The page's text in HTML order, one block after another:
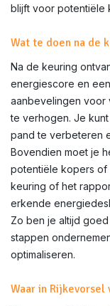
blijft voor potentiële
Wat te doen na de
Na de keuring
energiescore en
aanbevelingen voor
te verhogen. Je
pand te verbeteren
Bovendien moet je
potentiële kopers of
keuring of het
erkende
Zo ben je altijd
stappen
optimaliseren.
Waar in Rijkevorsel